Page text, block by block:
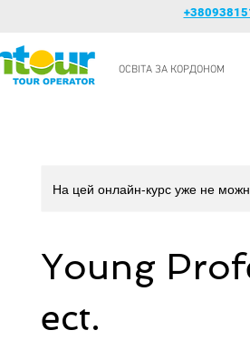
ОСВІТА ЗА КОРДОНОМ
На цей онлайн-курс уже не
Young
ect.